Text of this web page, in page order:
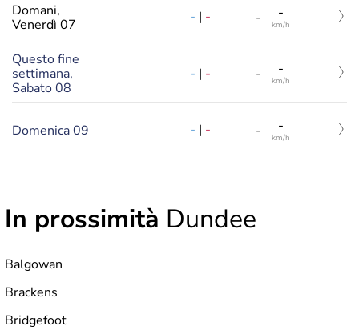
Domani,
Venerdì 07
- | - - -
km/h
Questo fine
settimana,
Sabato 08
- | - - -
km/h
Domenica 09 - | - - -
km/h
In prossimità Dundee
Balgowan
Brackens
Bridgefoot